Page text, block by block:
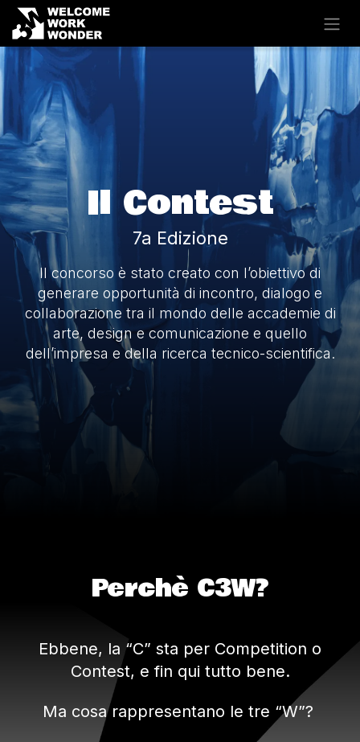
Passa al contenuto
Il Contest
7a Edizione
Il concorso è stato creato con l’obiettivo di
generare opportunità di incontro, dialogo e
collaborazione tra il mondo delle accademie di
arte, design e comunicazione e quello
dell’impresa e della ricerca tecnico-scientifica.
Perchè C3W?
Ebbene, la “C” sta per Competition o
Contest, e fin qui tutto bene.
Ma cosa rappresentano le tre “W”?